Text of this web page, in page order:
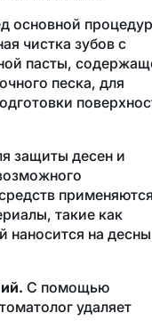
основной
чистка зубов с
пасты,
песка, для
защиты десен и
такие как
на
С помощью
удаляет